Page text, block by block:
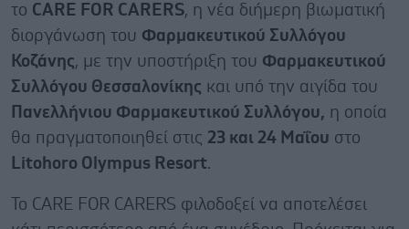
το CARE FOR CARERS, η νέα διήμερη βιωματική
διοργάνωση του Φαρμακευτικού Συλλόγου
Κοζάνης, με την υποστήριξη του Φαρμακευτικού
Συλλόγου Θεσσαλονίκης και υπό την αιγίδα του
Πανελλήνιου Φαρμακευτικού Συλλόγου, η οποία
θα πραγματοποιηθεί στις 23 και 24 Μαΐου στο
Litohoro Olympus Resort.
Το CARE FOR CARERS φιλοδοξεί να αποτελέσει